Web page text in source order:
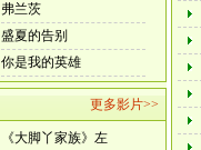
弗兰茨
盛夏的告别
你是我的英雄
更多影片>>
《大脚丫家族》左